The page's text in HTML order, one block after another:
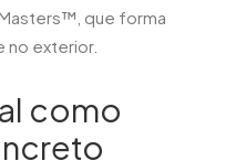
que forma
no exterior.
como